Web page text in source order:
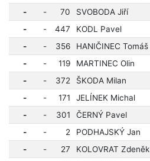
-
- 70 SVOBODA Jiří
-
- 447 KODL Pavel
-
- 356 HANIČINEC Tomáš
-
- 119 MARTINEC Olin
-
- 372 ŠKODA Milan
-
- 171 JELÍNEK Michal
-
- 301 ČERNÝ Pavel
-
- 2 PODHAJSKÝ Jan
-
- 27 KOLOVRAT Zdeněk